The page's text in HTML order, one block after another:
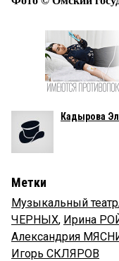
Кадырова
Метки
Музыкальный театр
ЧЕРНЫХ, Ирина
Александрия
Игорь СКЛЯРОВ